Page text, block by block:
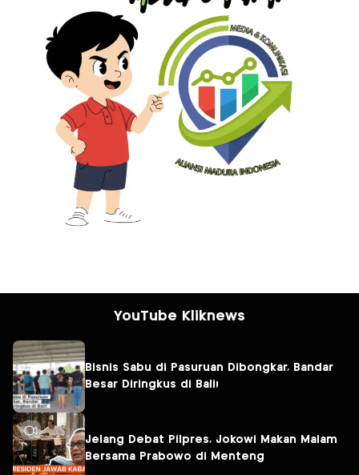
YouTube Kliknews
Bisnis Sabu di Pasuruan Dibongkar, Bandar
Besar Diringkus di Bali!
Jelang Debat Pilpres, Jokowi Makan Malam
Bersama Prabowo di Menteng